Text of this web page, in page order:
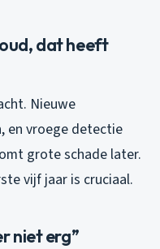
dat heeft
Nieuwe
en vroege detectie
grote schade later.
vijf jaar is cruciaal.
niet erg”